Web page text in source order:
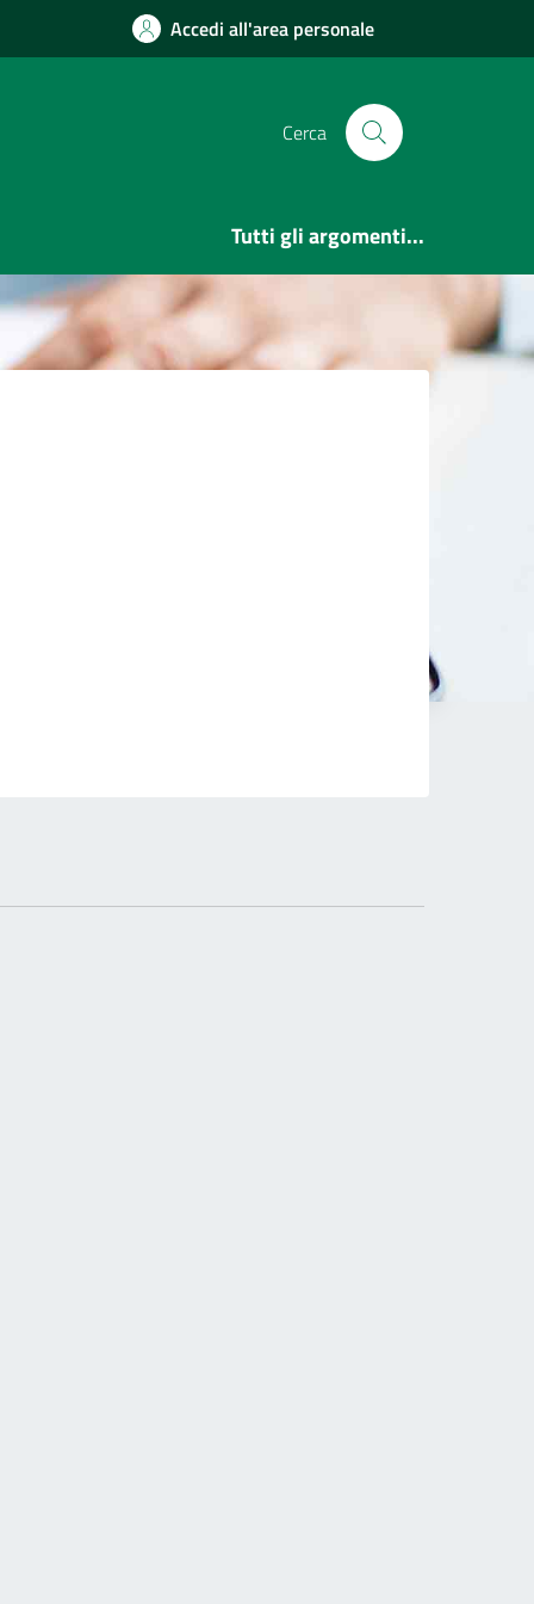
Accedi all'area personale
Cerca
Tutti gli argomenti...